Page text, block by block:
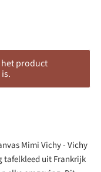
product
Mimi Vichy - Vichy
tafelkleed uit Frankrijk